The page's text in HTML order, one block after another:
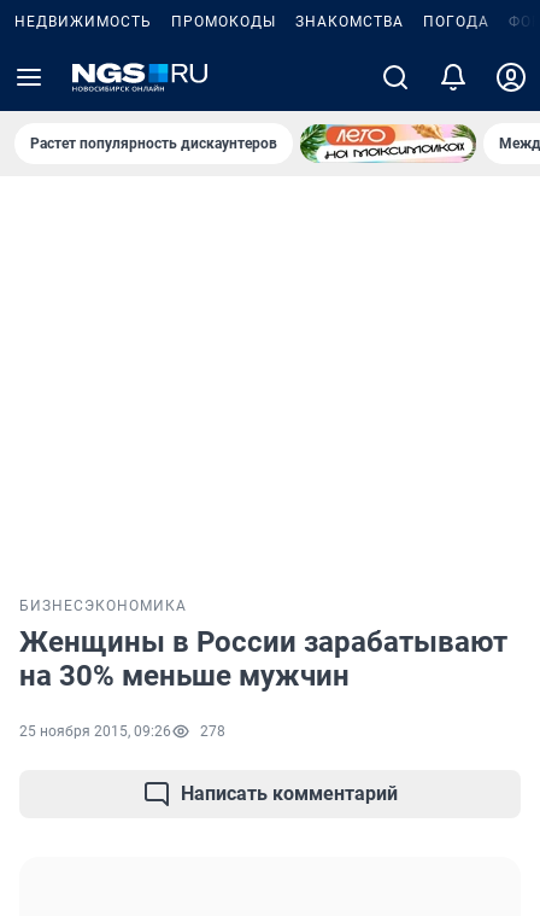
НЕДВИЖИМОСТЬ ПРОМОКОДЫ ЗНАКОМСТВА ПОГОДА
Растет популярность дискаунтеров
БИЗНЕС ЭКОНОМИКА
Женщины в России зарабатывают
на 30% меньше мужчин
25 ноября 2015, 09:26 278
Написать комментарий